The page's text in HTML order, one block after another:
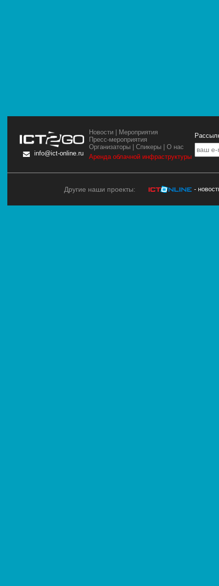
info@ict-online.ru
Новости | Мероприятия
Пресс-мероприятия
Организаторы |Спикеры |О нас
Аренда облачной инфраструктуры
Другие наши проекты: -